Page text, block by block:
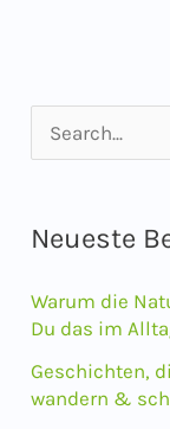
u
h
n
n
a
Neueste
Warum die
Du das im
Geschichten,
wandern &